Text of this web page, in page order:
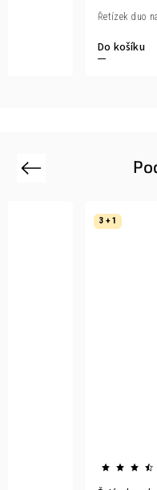
Do košíku
Řetízek duo
Previous
3 + 1